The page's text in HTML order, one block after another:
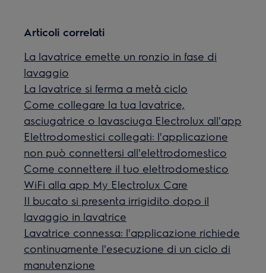
Articoli correlati
La lavatrice emette un ronzio in fase di
lavaggio
La lavatrice si ferma a metà ciclo
Come collegare la tua lavatrice,
asciugatrice o lavasciuga Electrolux all'app
Elettrodomestici collegati: l'applicazione
non può connettersi all'elettrodomestico
Come connettere il tuo elettrodomestico
WiFi alla app My Electrolux Care
Il bucato si presenta irrigidito dopo il
lavaggio in lavatrice
Lavatrice connessa: l'applicazione richiede
continuamente l'esecuzione di un ciclo di
manutenzione